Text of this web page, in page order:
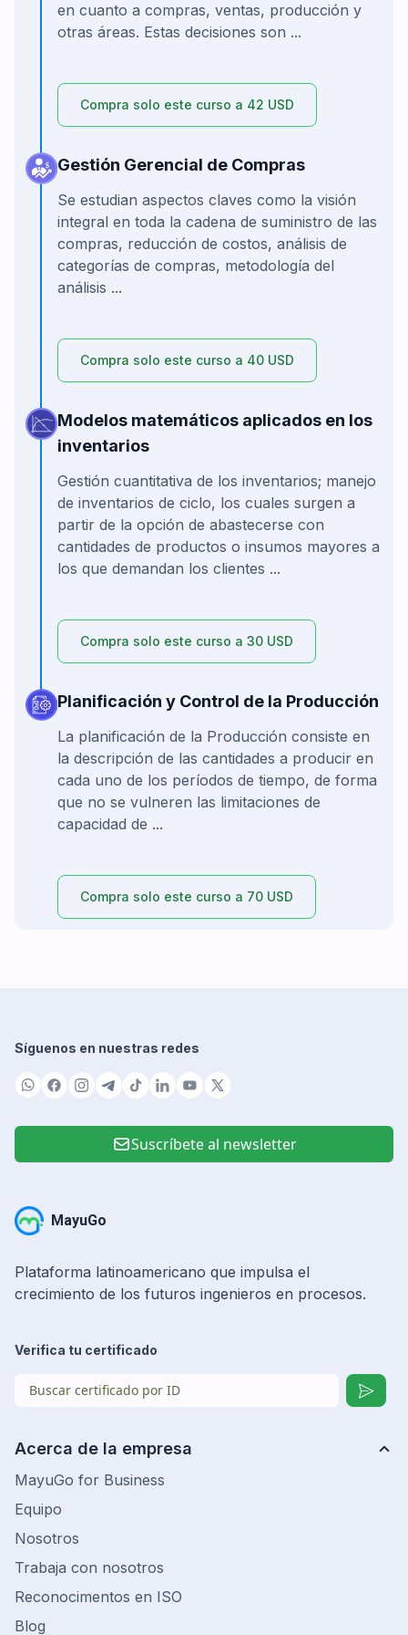
en cuanto a compras, ventas, producción y
otras áreas. Estas decisiones son ...
Compra solo este curso a 42 USD
Gestión Gerencial de Compras
Se estudian aspectos claves como la visión
integral en toda la cadena de suministro de las
compras, reducción de costos, análisis de
categorías de compras, metodología del
análisis ...
Compra solo este curso a 40 USD
Modelos matemáticos aplicados en los
inventarios
Gestión cuantitativa de los inventarios; manejo
de inventarios de ciclo, los cuales surgen a
partir de la opción de abastecerse con
cantidades de productos o insumos mayores a
los que demandan los clientes ...
Compra solo este curso a 30 USD
Planificación y Control de la Producción
La planificación de la Producción consiste en
la descripción de las cantidades a producir en
cada uno de los períodos de tiempo, de forma
que no se vulneren las limitaciones de
capacidad de ...
Compra solo este curso a 70 USD
Síguenos en nuestras redes
Suscríbete al newsletter
MayuGo
Plataforma latinoamericano que impulsa el
crecimiento de los futuros ingenieros en procesos.
Verifica tu certificado
Acerca de la empresa
MayuGo for Business
Equipo
Nosotros
Trabaja con nosotros
Reconocimentos en ISO
Blog